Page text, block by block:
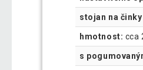
stojan na
hmotnost: cca
s